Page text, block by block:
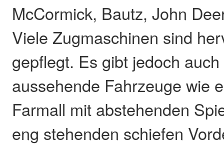
McCormick, Bautz, John
Viele Zugmaschinen sind
gepflegt. Es gibt jedoch
aussehende Fahrzeuge wie
Farmall mit abstehenden
eng stehenden schiefen